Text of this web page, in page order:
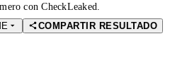
con CheckLeaked.
COMPARTIR RESULTADO